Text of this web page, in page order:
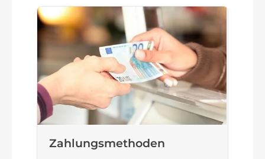
Zahlungsmethoden